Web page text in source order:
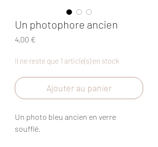
Un photophore ancien
4,00 €
Il ne reste que 1 article(s) en stock
Ajouter au panier
Un photo bleu ancien en verre
soufflé.